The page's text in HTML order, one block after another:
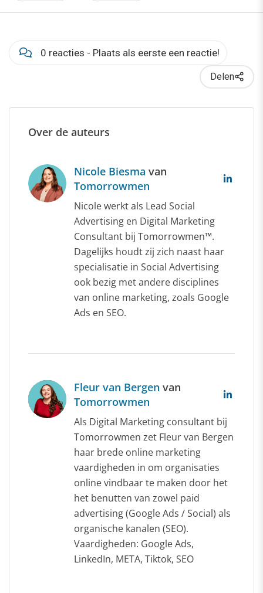
0 reacties - Plaats als eerste een reactie!
Delen
Over de auteurs
Nicole Biesma van
Tomorrowmen
Nicole werkt als Lead Social
Advertising en Digital Marketing
Consultant bij Tomorrowmen™.
Dagelijks houdt zij zich naast haar
specialisatie in Social Advertising
ook bezig met andere disciplines
van online marketing, zoals Google
Ads en SEO.
Fleur van Bergen van
Tomorrowmen
Als Digital Marketing consultant bij
Tomorrowmen zet Fleur van Bergen
haar brede online marketing
vaardigheden in om organisaties
online vindbaar te maken door het
het benutten van zowel paid
advertising (Google Ads / Social) als
organische kanalen (SEO).
Vaardigheden: Google Ads,
LinkedIn, META, Tiktok, SEO